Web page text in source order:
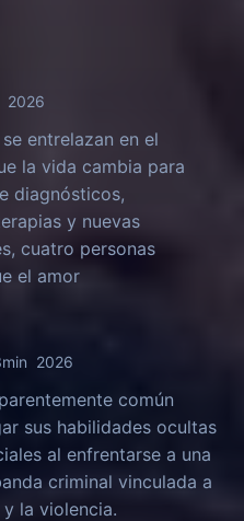
2026
entrelazan en el
la vida cambia para
diagnósticos,
y nuevas
cuatro personas
el amor
2026
común
sus habilidades ocultas
al enfrentarse a una
criminal vinculada a
la violencia.